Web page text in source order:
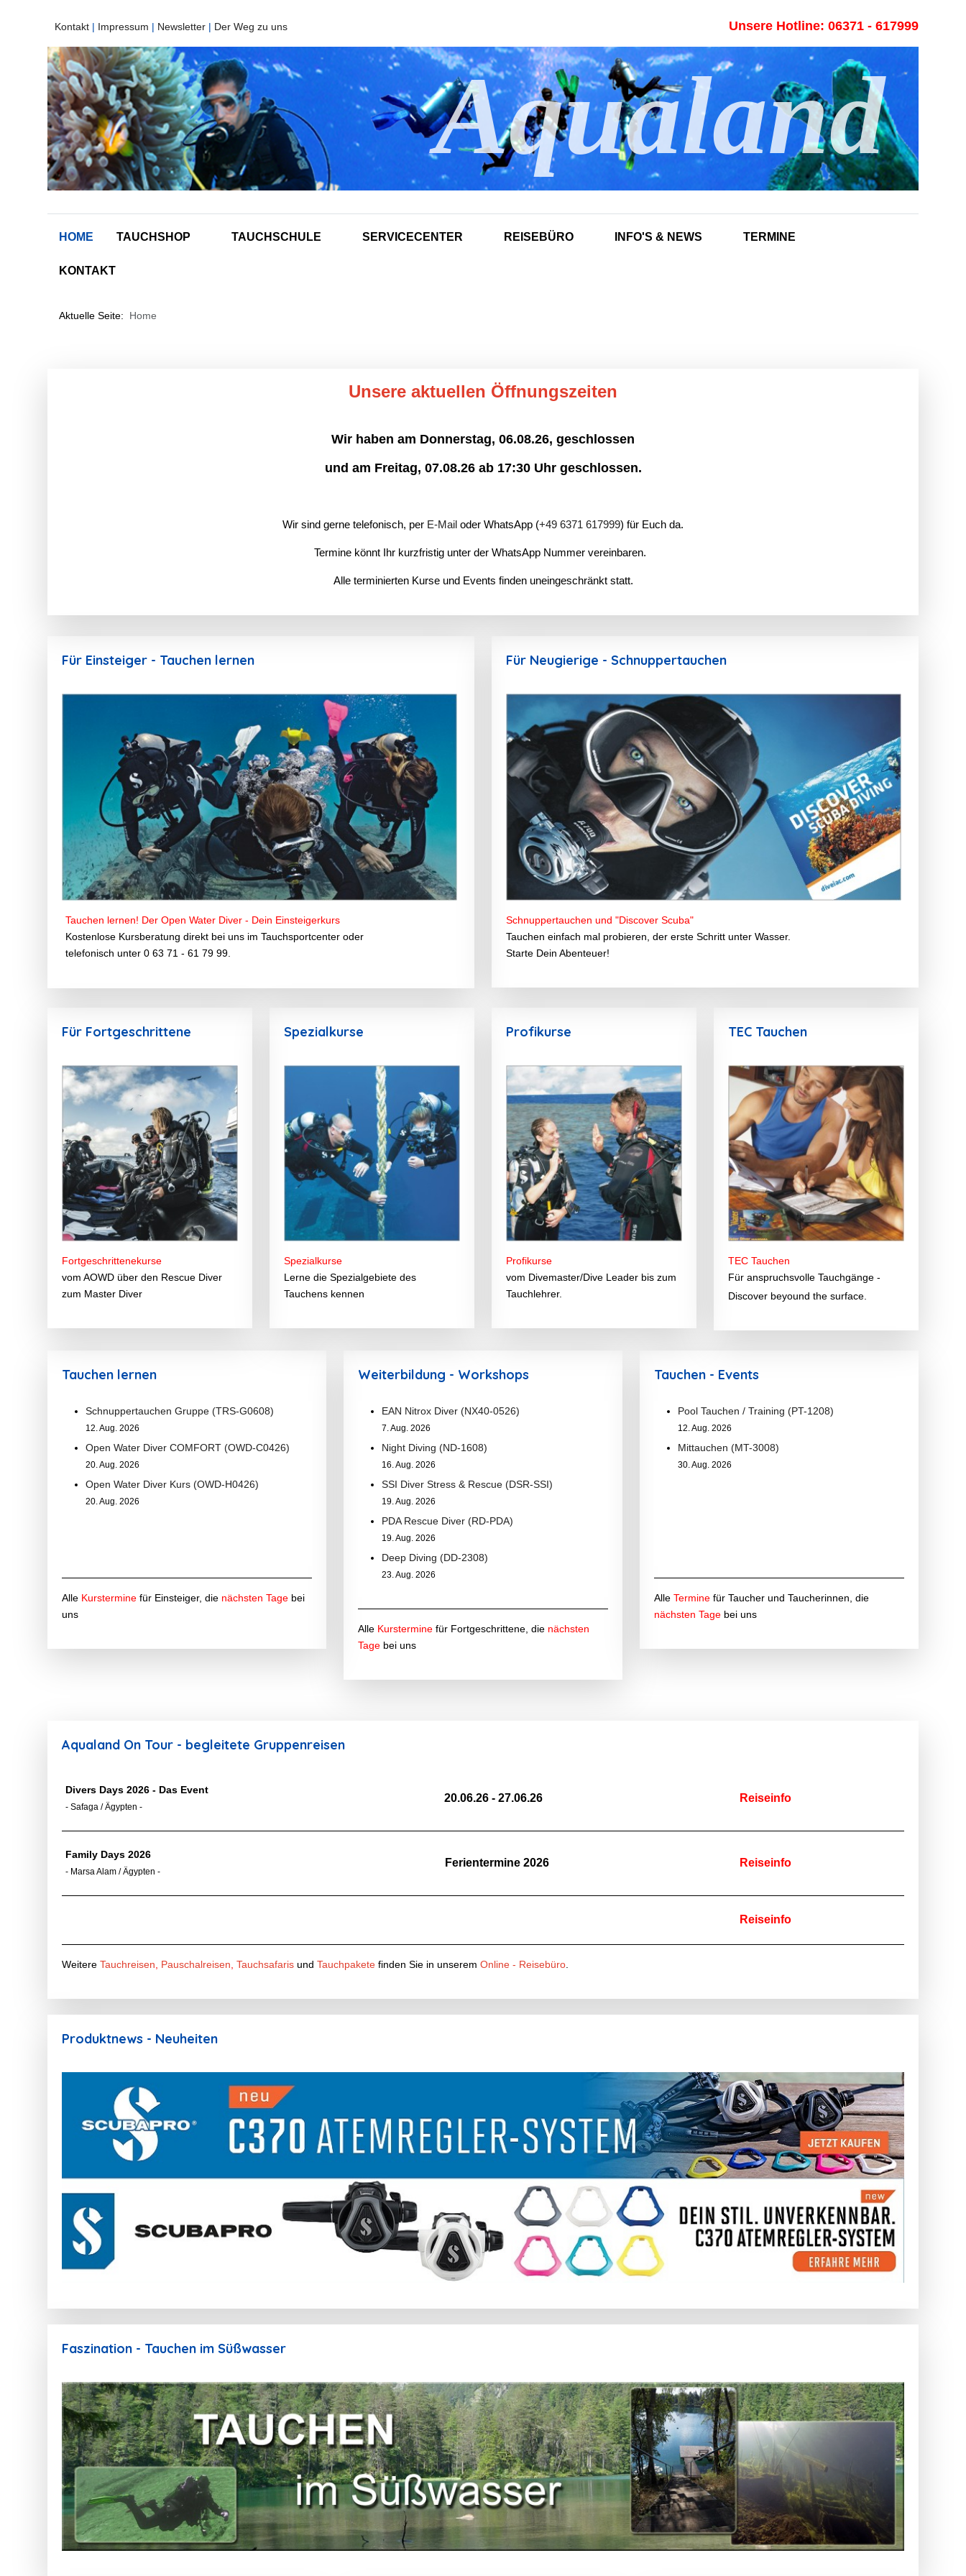
Kontakt | Impressum | Newsletter | Der Weg zu uns Unsere Hotline: 06371 - 617999
Aqualand
HOME TAUCHSHOP TAUCHSCHULE SERVICECENTER REISEBÜRO INFO'S & NEWS TERMINE
KONTAKT
Aktuelle Seite: Home
Unsere aktuellen Öffnungszeiten
Wir haben am Donnerstag, 06.08.26, geschlossen
und am Freitag, 07.08.26 ab 17:30 Uhr geschlossen.
Wir sind gerne telefonisch, per E-Mail oder WhatsApp (+49 6371 617999) für Euch da.
Termine könnt Ihr kurzfristig unter der WhatsApp Nummer vereinbaren.
Alle terminierten Kurse und Events finden uneingeschränkt statt.
Für Einsteiger - Tauchen lernen
Tauchen lernen! Der Open Water Diver - Dein Einsteigerkurs
Kostenlose Kursberatung direkt bei uns im Tauchsportcenter oder
telefonisch unter 0 63 71 - 61 79 99.
Für Neugierige - Schnuppertauchen
Schnuppertauchen und "Discover Scuba"
Tauchen einfach mal probieren, der erste Schritt unter Wasser.
Starte Dein Abenteuer!
Für Fortgeschrittene
Fortgeschrittenekurse
vom AOWD über den Rescue Diver
zum Master Diver
Spezialkurse
Spezialkurse
Lerne die Spezialgebiete des
Tauchens kennen
Profikurse
Profikurse
vom Divemaster/Dive Leader bis zum
Tauchlehrer.
TEC Tauchen
TEC Tauchen
Für anspruchsvolle Tauchgänge -
Discover beyound the surface.
Tauchen lernen
Schnuppertauchen Gruppe (TRS-G0608)
12. Aug. 2026
Open Water Diver COMFORT (OWD-C0426)
20. Aug. 2026
Open Water Diver Kurs (OWD-H0426)
20. Aug. 2026
Alle Kurstermine für Einsteiger, die nächsten Tage bei
uns
Weiterbildung - Workshops
EAN Nitrox Diver (NX40-0526)
7. Aug. 2026
Night Diving (ND-1608)
16. Aug. 2026
SSI Diver Stress & Rescue (DSR-SSI)
19. Aug. 2026
PDA Rescue Diver (RD-PDA)
19. Aug. 2026
Deep Diving (DD-2308)
23. Aug. 2026
Alle Kurstermine für Fortgeschrittene, die nächsten
Tage bei uns
Tauchen - Events
Pool Tauchen / Training (PT-1208)
12. Aug. 2026
Mittauchen (MT-3008)
30. Aug. 2026
Alle Termine für Taucher und Taucherinnen, die
nächsten Tage bei uns
Aqualand On Tour - begleitete Gruppenreisen
Divers Days 2026 - Das Event
- Safaga / Ägypten -
20.06.26 - 27.06.26 Reiseinfo
Family Days 2026
- Marsa Alam / Ägypten -
Ferientermine 2026 Reiseinfo
Reiseinfo
Weitere Tauchreisen, Pauschalreisen, Tauchsafaris und Tauchpakete finden Sie in unserem Online - Reisebüro.
Produktnews - Neuheiten
Faszination - Tauchen im Süßwasser